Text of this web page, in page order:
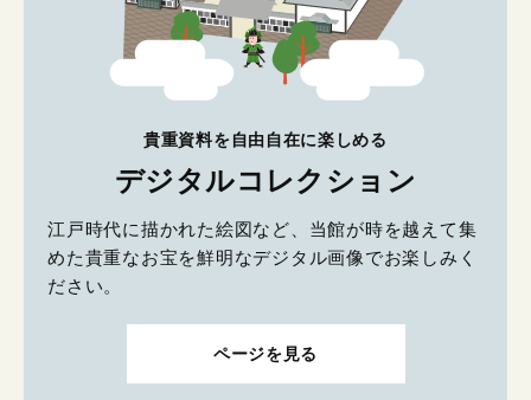
貴重資料を自由自在に楽しめる
デジタルコレクション
江戸時代に描かれた絵図など、当館が時を越えて集
めた貴重なお宝を鮮明なデジタル画像でお楽しみく
ださい。
ページを見る